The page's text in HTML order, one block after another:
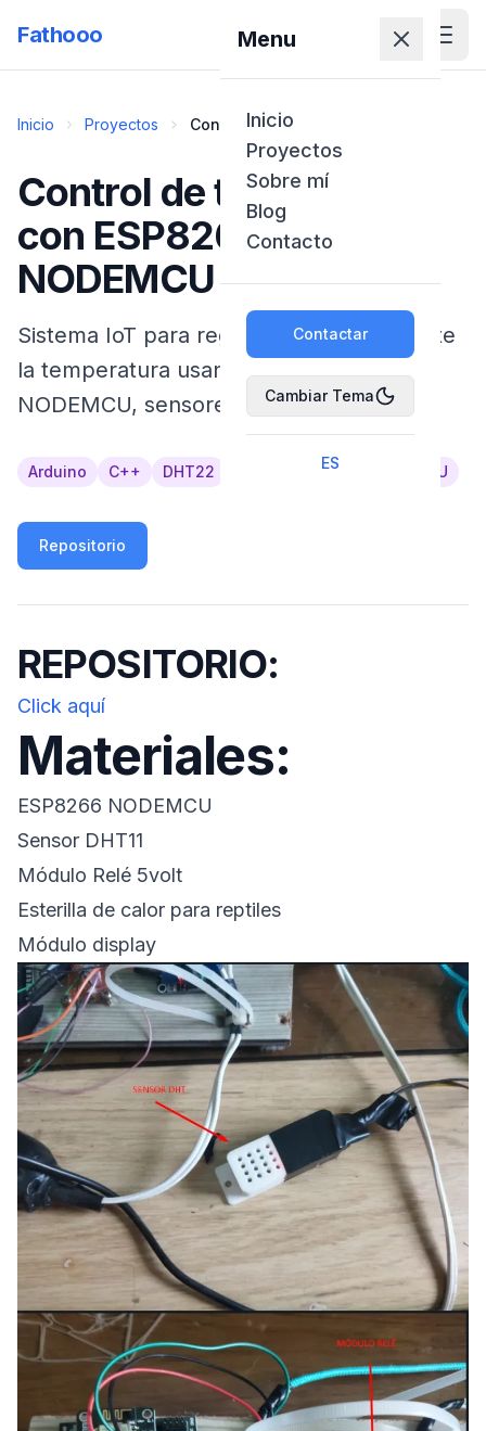
Fathooo Menu
Inicio
Proyectos
Sobre mí
Blog
Contacto
Contactar
Cambiar Tema
ES
Inicio Proyectos
Control de temperatura con
ESP8266 NODEMCU
Control de temperatura
con ESP8266
NODEMCU
Sistema IoT para regular automáticamente
la temperatura usando ESP8266
NODEMCU, sensores y módulo relé.
Arduino C++ DHT22 IoT NodeMCU
Repositorio
REPOSITORIO:
Click aquí
Materiales:
ESP8266 NODEMCU
Sensor DHT11
Módulo Relé 5volt
Esterilla de calor para reptiles
Módulo display